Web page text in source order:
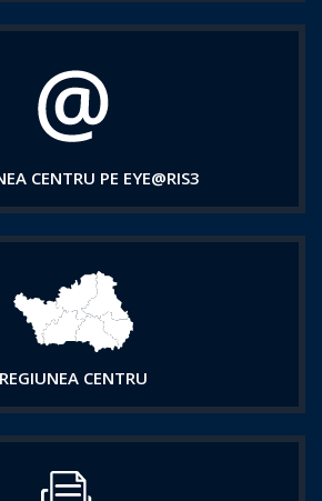
CENTRU PE EYE@RIS3
REGIUNEA CENTRU